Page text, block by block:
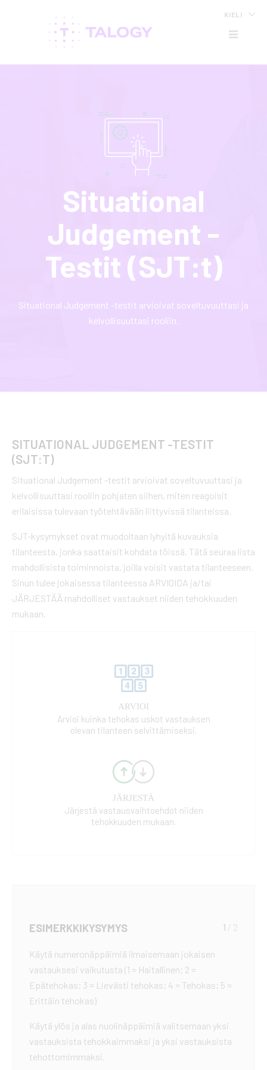
KIELI
HB
Situational
Judgement -
Testit (SJT:t)
Situational Judgement -testit arvioivat soveltuvuuttasi ja
kelvollisuuttasi rooliin.
SITUATIONAL JUDGEMENT -TESTIT
(SJT:T)
Situational Judgement -testit arvioivat soveltuvuuttasi ja
kelvollisuuttasi rooliin pohjaten siihen, miten reagoisit
erilaisissa tulevaan työtehtävään liittyvissä tilanteissa.
SJT-kysymykset ovat muodoltaan lyhyitä kuvauksia
tilanteesta, jonka saattaisit kohdata töissä. Tätä seuraa lista
mahdollisista toiminnoista, joilla voisit vastata tilanteeseen.
Sinun tulee jokaisessa tilanteessa ARVIOIDA ja/tai
JÄRJESTÄÄ mahdolliset vastaukset niiden tehokkuuden
mukaan.
ARVIOI
Arvioi kuinka tehokas uskot vastauksen
olevan tilanteen selvittämiseksi.
JÄRJESTÄ
Järjestä vastausvaihtoehdot niiden
tehokkuuden mukaan.
1 / 2
ESIMERKKIKYSYMYS
Käytä numeronäppäimiä ilmaisemaan jokaisen
vastauksesi vaikutusta (1 = Haitallinen; 2 =
Epätehokas; 3 = Lievästi tehokas; 4 = Tehokas; 5 =
Erittäin tehokas)
Käytä ylös ja alas nuolinäppäimiä valitsemaan yksi
vastauksista tehokkaimmaksi ja yksi vastauksista
tehottomimmaksi.